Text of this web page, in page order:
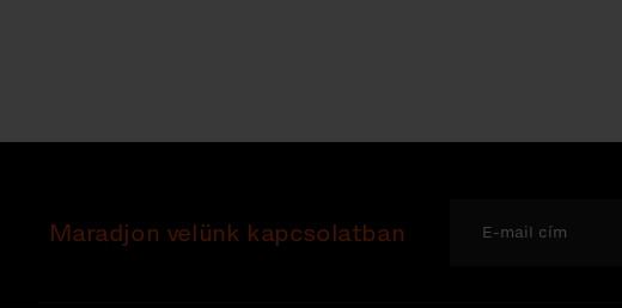
Maradjon velünk kapcsolatban